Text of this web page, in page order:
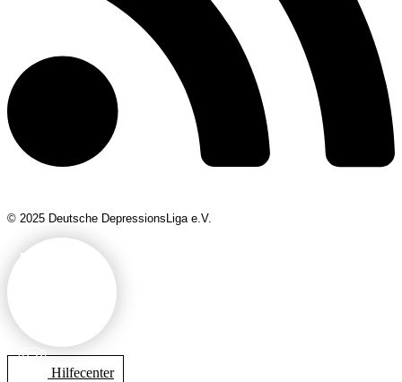
© 2025 Deutsche DepressionsLiga e.V.
Mitglied
Hilfecenter